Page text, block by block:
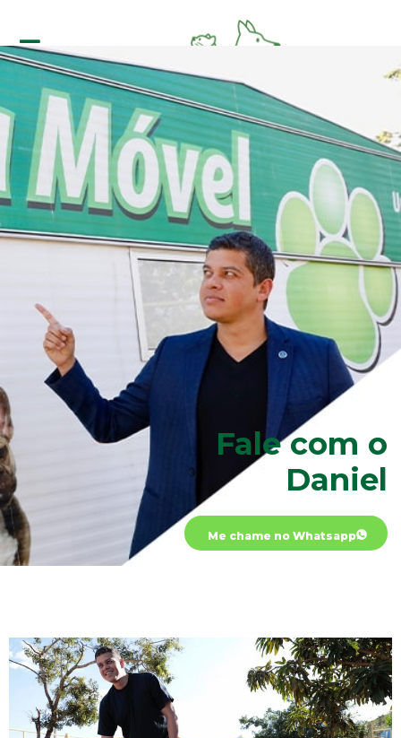
Fale com o
Daniel
Me chame no Whatsapp